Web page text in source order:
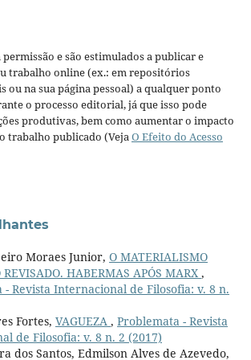
e são estimulados a publicar e
trabalho online (ex.: em repositórios
ou na sua página pessoal) a qualquer ponto
o processo editorial, já que isso pode
produtivas, bem como aumentar o impacto
trabalho publicado (VejaO Efeito do Acesso
Moraes Junior, O MATERIALISMO
REVISADO. HABERMAS APÓS MARX ,
- Revista Internacional de Filosofia: v. 8 n.
Fortes, VAGUEZA , Problemata - Revista
de Filosofia: v. 8 n. 2 (2017)
dos Santos, Edmilson Alves de Azevedo,